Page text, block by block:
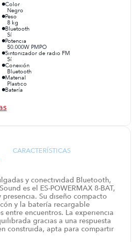
Color
Negro
Peso
8 kg
Bluetooth
Sí
Potencia
50.000W PMPO
Sintonizador de radio FM
Sí
Conexión
Bluetooth
Material
Plastico
Batería
CARACTERÍSTICAS
y conectividad Bluetooth,
es el ES-POWERMAX 8-BAT,
Su diseño compacto
y la batería recargable
entre encuentros. La experiencia
gracias a una respuesta
construida, apta para compartir